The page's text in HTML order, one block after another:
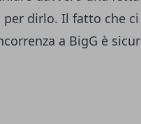
dirlo. Il fatto che
a BigG è